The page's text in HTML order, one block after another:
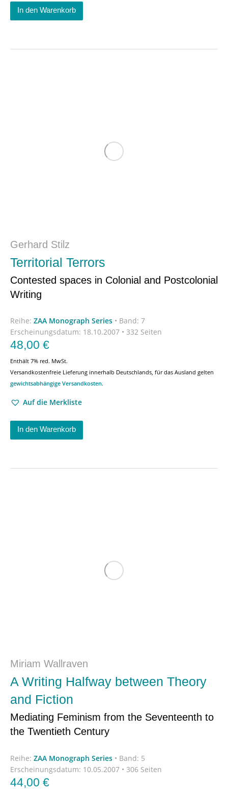
In den Warenkorb
Gerhard Stilz
Territorial Terrors
Contested spaces in Colonial and Postcolonial
Writing
Reihe: ZAA Monograph Series • Band: 7
Erscheinungsdatum: 18.10.2007 • 332 Seiten
48,00 €
Enthält 7% red. MwSt.
Versandkostenfreie Lieferung innerhalb Deutschlands, für das Ausland gelten
gewichtsabhängige Versandkosten.
Auf die Merkliste
In den Warenkorb
Miriam Wallraven
A Writing Halfway between Theory
and Fiction
Mediating Feminism from the Seventeenth to
the Twentieth Century
Reihe: ZAA Monograph Series • Band: 5
Erscheinungsdatum: 10.05.2007 • 306 Seiten
44,00 €